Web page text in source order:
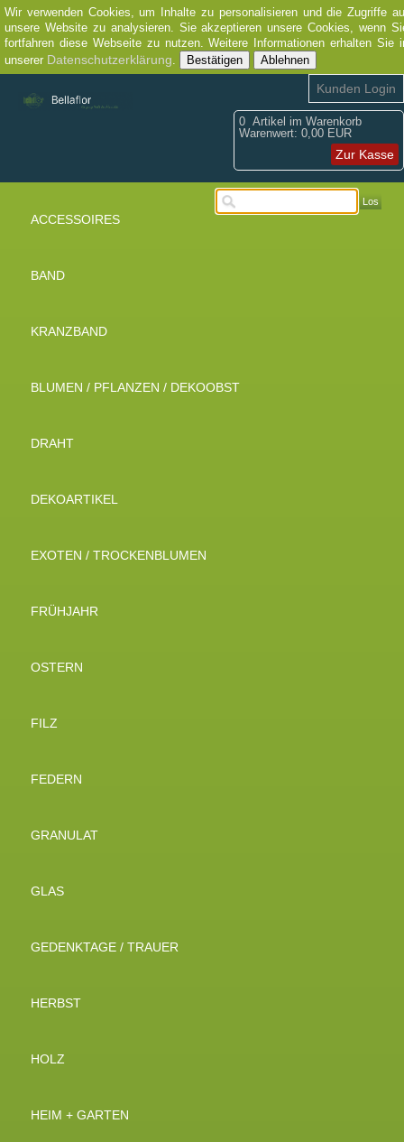
Wir verwenden Cookies, um Inhalte zu personalisieren und die Zugriffe
unsere Website zu analysieren. Sie akzeptieren unsere Cookies, wenn
fortfahren diese Webseite zu nutzen. Weitere Informationen erhalten Sie
unserer Datenschutzerklärung. Bestätigen Ablehnen
0 Artikel im Warenkorb
Warenwert: 0,00 EUR
Zur Kasse
Kunden Login
Los
ACCESSOIRES
BAND
KRANZBAND
BLUMEN / PFLANZEN / DEKOOBST
DRAHT
DEKOARTIKEL
EXOTEN / TROCKENBLUMEN
FRÜHJAHR
OSTERN
FILZ
FEDERN
GRANULAT
GLAS
GEDENKTAGE / TRAUER
HERBST
HOLZ
HEIM + GARTEN